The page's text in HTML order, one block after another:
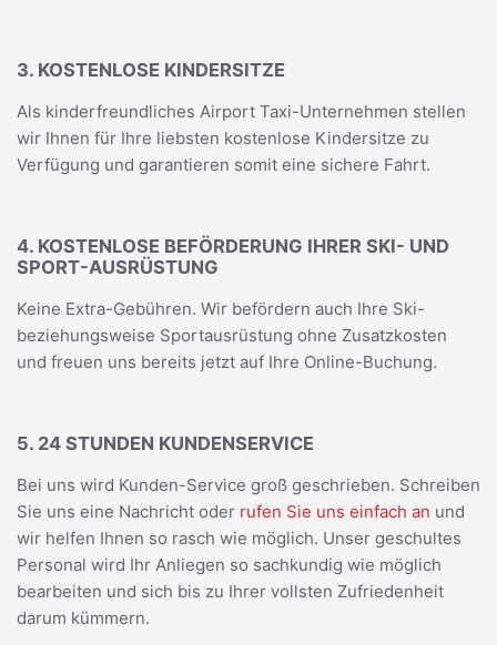
3. KOSTENLOSE KINDERSITZE
Als kinderfreundliches Airport Taxi-Unternehmen stellen
wir Ihnen für Ihre liebsten kostenlose Kindersitze zu
Verfügung und garantieren somit eine sichere Fahrt.
4. KOSTENLOSE BEFÖRDERUNG IHRER SKI- UND
SPORT-AUSRÜSTUNG
Keine Extra-Gebühren. Wir befördern auch Ihre Ski-
beziehungsweise Sportausrüstung ohne Zusatzkosten
und freuen uns bereits jetzt auf Ihre Online-Buchung.
5. 24 STUNDEN KUNDENSERVICE
Bei uns wird Kunden-Service groß geschrieben. Schreiben
Sie uns eine Nachricht oder rufen Sie uns einfach an und
wir helfen Ihnen so rasch wie möglich. Unser geschultes
Personal wird Ihr Anliegen so sachkundig wie möglich
bearbeiten und sich bis zu Ihrer vollsten Zufriedenheit
darum kümmern.